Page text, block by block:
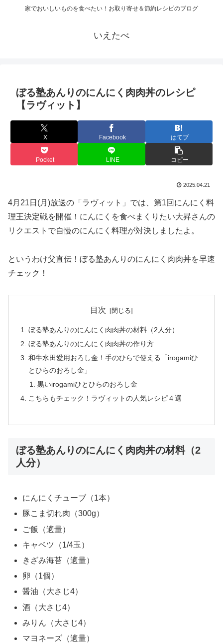
家でおいしいものを食べたい！お取り寄せ＆節約レシピのブログ
いえたべ
ぼる塾あんりのにんにく肉肉丼のレシピ
【ラヴィット】
X Facebook はてブ
Pocket LINE コピー
2025.04.21
4月21日(月)放送の「ラヴィット」では、第1回にんにく料
理王決定戦を開催！にんにくを食べまくりたい大昇さんの
リクエストで自慢のにんにく料理が対決しましたよ。
というわけ父直伝！ぼる塾あんりのにんにく肉肉丼を早速
チェック！
目次
ぼる塾あんりのにんにく肉肉丼の材料（2人分）
ぼる塾あんりのにんにく肉肉丼の作り方
和牛水田愛用おろし金！手のひらで使える「irogamiひ
とひらのおろし金」
黒いirogamiひとひらのおろし金
こちらもチェック！ラヴィットの人気レシピ４選
ぼる塾あんりのにんにく肉肉丼の材料（2
人分）
にんにくチューブ（1本）
豚こま切れ肉（300g）
ご飯（適量）
キャベツ（1/4玉）
きざみ海苔（適量）
卵（1個）
醤油（大さじ4）
酒（大さじ4）
みりん（大さじ4）
マヨネーズ（適量）